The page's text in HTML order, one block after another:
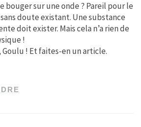
bouger sur une onde ? Pareil pour le
doute existant. Une substance
doit exister. Mais cela n’a rien de
!
Goulu ! Et faites-en un article.